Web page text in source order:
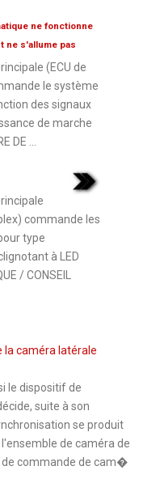
ne fonctionne
ne s'allume pas
(ECU de
le système
des signaux
de marche
DE ...
commande les
type
à LED
/ CONSEIL
caméra latérale
le dispositif de
suite à son
se produit
de caméra de
de commande de cam�